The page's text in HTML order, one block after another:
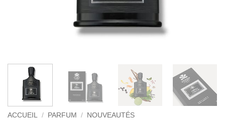
ACCUEIL / PARFUM / NOUVEAUTÉS